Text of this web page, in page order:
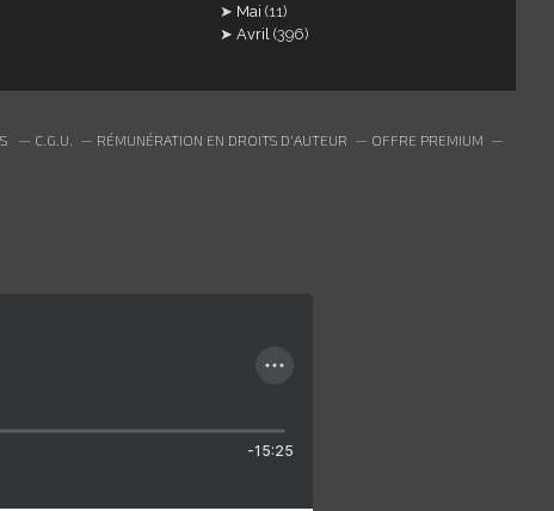
Mai (11)
Avril (396)
C.G.U. RÉMUNÉRATION EN DROITS D'AUTEUR
OFFRE PREMIUM
-15:25